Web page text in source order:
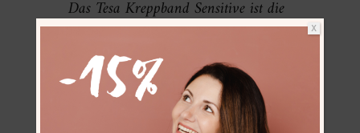
Das Tesa Kreppband Sensitive ist die
Lösung und ermöglicht auch auf
glatten Papieren ein rückstandsloses
Entfernen.
X